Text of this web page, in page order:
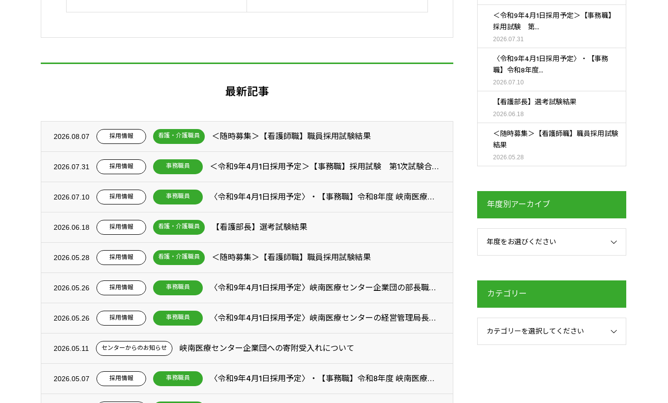
最新記事
2026.08.07 採用情報 看護・介護職員 ＜随時募集＞【看護師職】職員採用試験結果
2026.07.31 採用情報 事務職員 ＜令和9年4月1日採用予定＞【事務職】採用試験 第1次試験合格者について
2026.07.10 採用情報 事務職員 〈令和9年4月1日採用予定〉・【事務職】令和8年度 峡南医療センター企業団職員採用試験
2026.06.18 採用情報 看護・介護職員 【看護部長】選考試験結果
2026.05.28 採用情報 看護・介護職員 ＜随時募集＞【看護師職】職員採用試験結果
2026.05.26 採用情報 事務職員 〈令和9年4月1日採用予定〉峡南医療センター企業団の部長職の公募について
2026.05.26 採用情報 事務職員 〈令和9年4月1日採用予定〉峡南医療センターの経営管理局長の公募について
2026.05.11 センターからのお知らせ 峡南医療センター企業団への寄附受入れについて
2026.05.07 採用情報 事務職員 〈令和9年4月1日採用予定〉・【事務職】令和8年度 峡南医療センター企業団職員採用試験
＜令和9年4月1日採用予定＞【事務職】
採用試験 第...
2026.07.31
〈令和9年4月1日採用予定〉・【事務
職】令和8年度...
2026.07.10
【看護部長】選考試験結果
2026.06.18
＜随時募集＞【看護師職】職員採用試験
結果
2026.05.28
年度別アーカイブ
年度をお選びください
カテゴリー
カテゴリーを選択してください